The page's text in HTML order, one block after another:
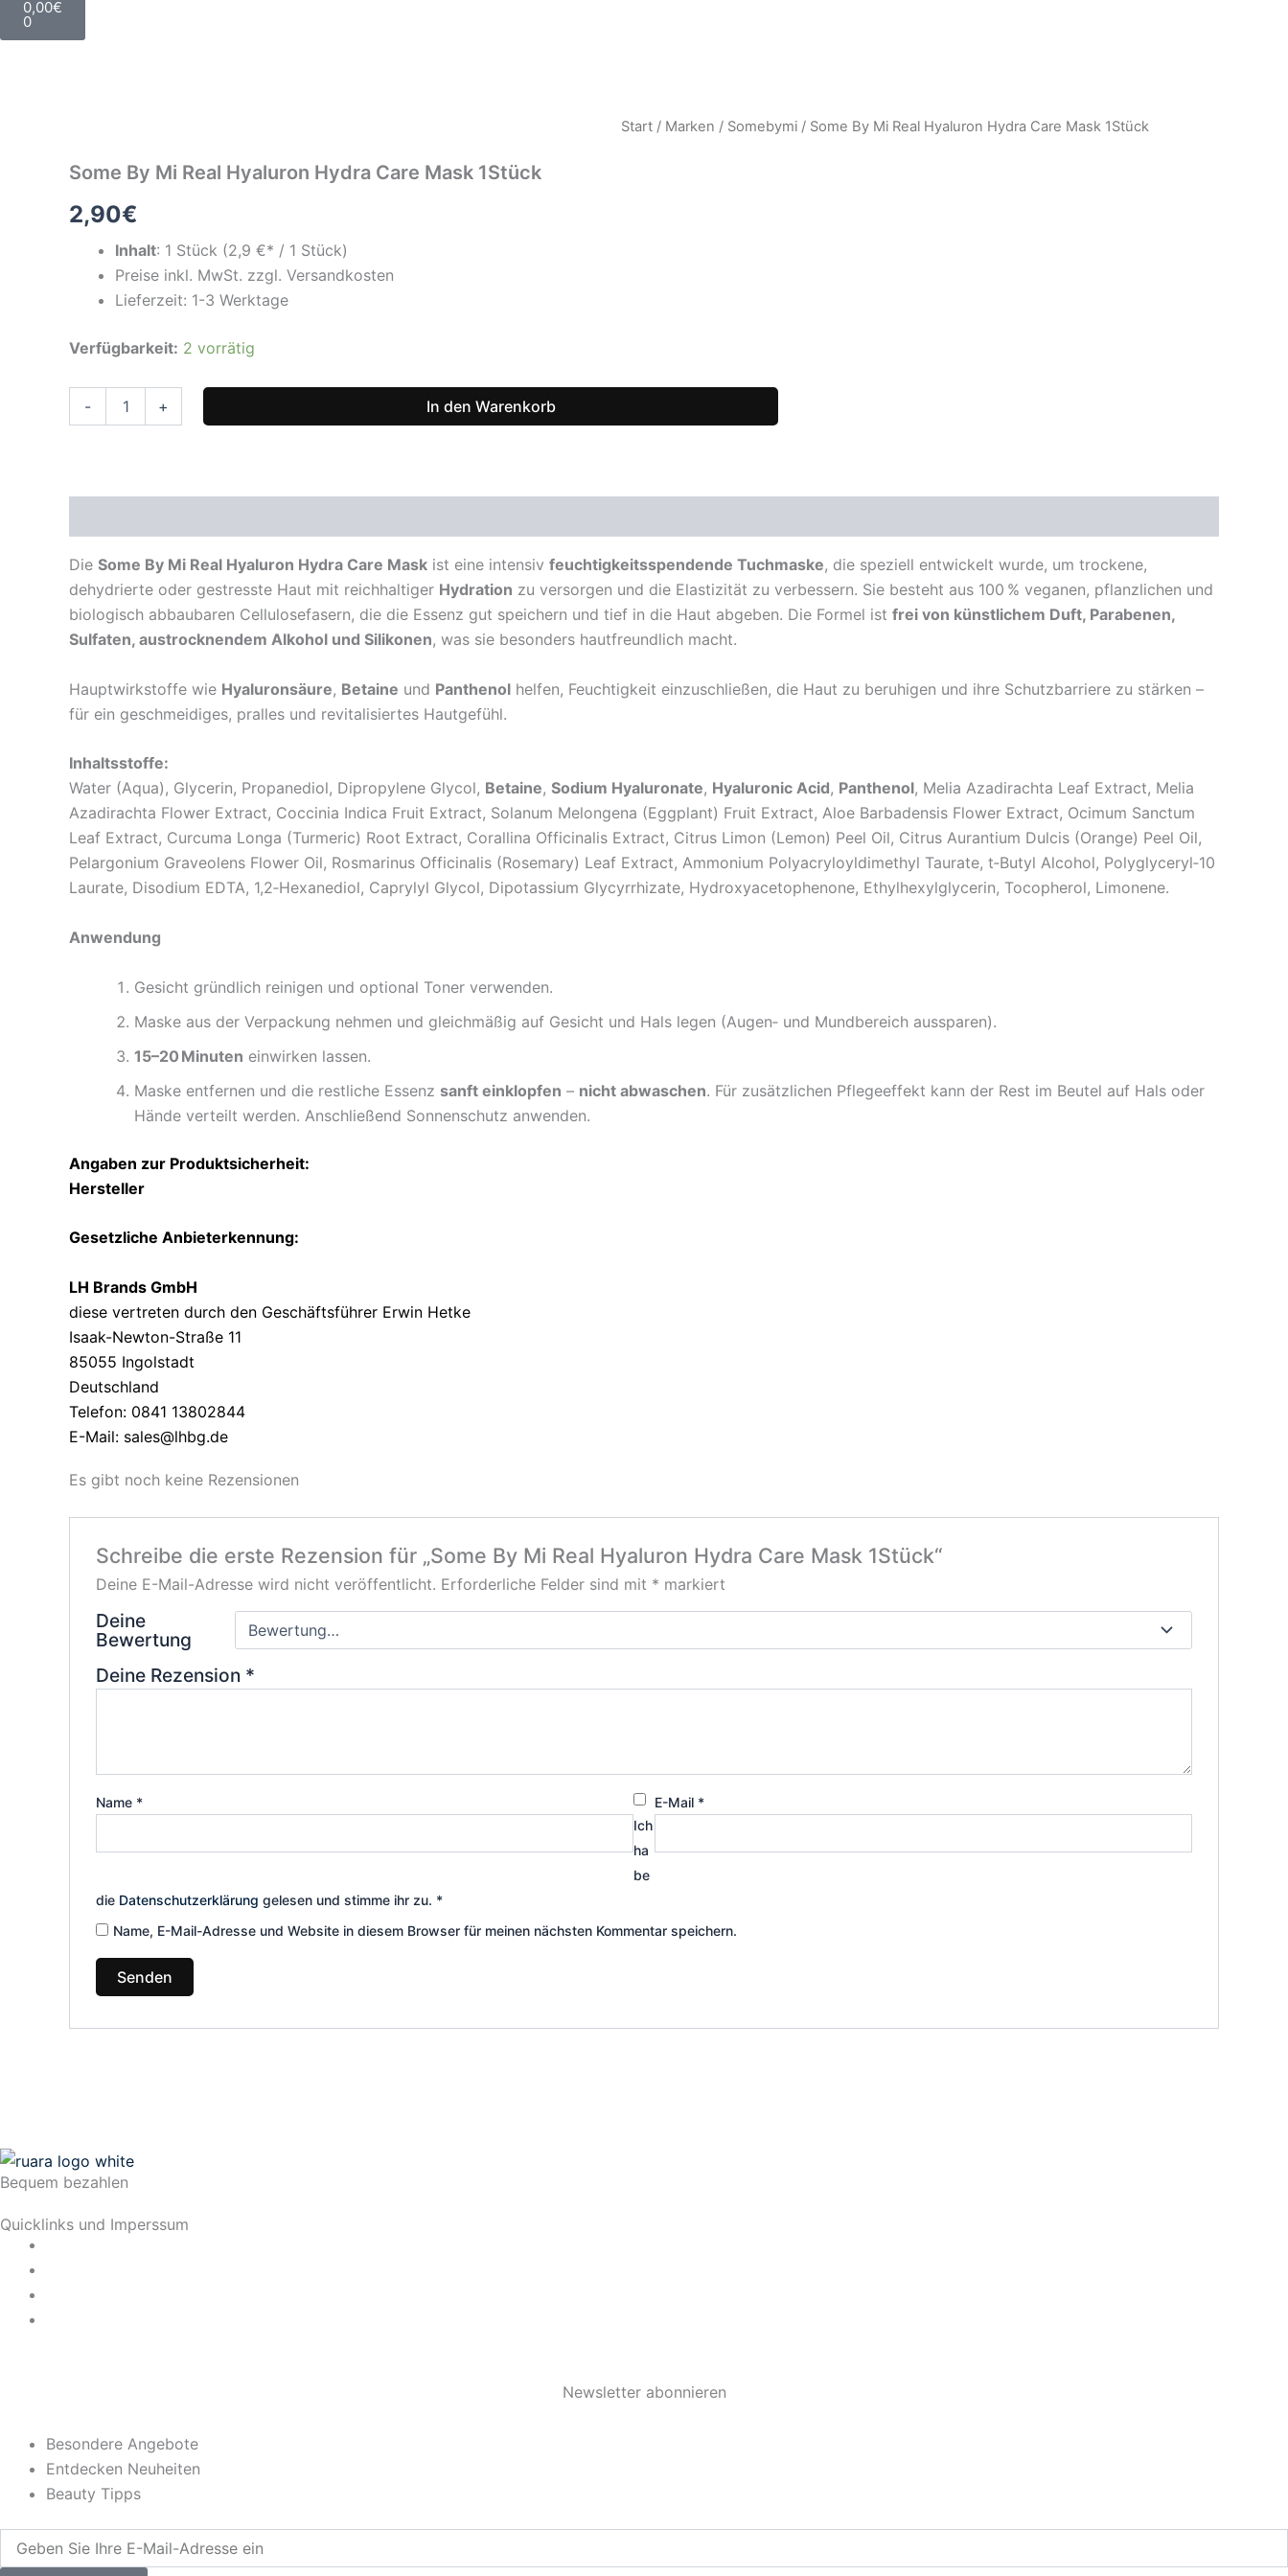
0,00€
0
Start / Marken / Somebymi / Some By Mi Real Hyaluron Hydra Care Mask 1Stück
Some By Mi Real Hyaluron Hydra Care Mask 1Stück
2,90€
Inhalt: 1 Stück (2,9 €* / 1 Stück)
Preise inkl. MwSt. zzgl. Versandkosten
Lieferzeit: 1-3 Werktage
Verfügbarkeit: 2 vorrätig
-
Some
1Stück
+ In den Warenkorb
Die Some By Mi Real Hyaluron Hydra Care Mask ist eine intensiv feuchtigkeitsspendende Tuchmaske, die speziell entwickelt wurde, um trockene,
dehydrierte oder gestresste Haut mit reichhaltiger Hydration zu versorgen und die Elastizität zu verbessern. Sie besteht aus 100 % veganen, pflanzlichen und
biologisch abbaubaren Cellulosefasern, die die Essenz gut speichern und tief in die Haut abgeben. Die Formel ist frei von künstlichem Duft, Parabenen,
Sulfaten, austrocknendem Alkohol und Silikonen, was sie besonders hautfreundlich macht.
Hauptwirkstoffe wie Hyaluronsäure, Betaine und Panthenol helfen, Feuchtigkeit einzuschließen, die Haut zu beruhigen und ihre Schutzbarriere zu stärken –
für ein geschmeidiges, pralles und revitalisiertes Hautgefühl.
Inhaltsstoffe:
Water (Aqua), Glycerin, Propanediol, Dipropylene Glycol, Betaine, Sodium Hyaluronate, Hyaluronic Acid, Panthenol, Melia Azadirachta Leaf Extract, Melia
Azadirachta Flower Extract, Coccinia Indica Fruit Extract, Solanum Melongena (Eggplant) Fruit Extract, Aloe Barbadensis Flower Extract, Ocimum Sanctum
Leaf Extract, Curcuma Longa (Turmeric) Root Extract, Corallina Officinalis Extract, Citrus Limon (Lemon) Peel Oil, Citrus Aurantium Dulcis (Orange) Peel Oil,
Pelargonium Graveolens Flower Oil, Rosmarinus Officinalis (Rosemary) Leaf Extract, Ammonium Polyacryloyldimethyl Taurate, t‑Butyl Alcohol, Polyglyceryl‑10
Laurate, Disodium EDTA, 1,2‑Hexanediol, Caprylyl Glycol, Dipotassium Glycyrrhizate, Hydroxyacetophenone, Ethylhexylglycerin, Tocopherol, Limonene.
Anwendung
Gesicht gründlich reinigen und optional Toner verwenden.
Maske aus der Verpackung nehmen und gleichmäßig auf Gesicht und Hals legen (Augen‑ und Mundbereich aussparen).
15–20 Minuten einwirken lassen.
Maske entfernen und die restliche Essenz sanft einklopfen – nicht abwaschen. Für zusätzlichen Pflegeeffekt kann der Rest im Beutel auf Hals oder
Hände verteilt werden. Anschließend Sonnenschutz anwenden.
Angaben zur Produktsicherheit:
Hersteller
Gesetzliche Anbieterkennung:
LH Brands GmbH
diese vertreten durch den Geschäftsführer Erwin Hetke
Isaak-Newton-Straße 11
85055 Ingolstadt
Deutschland
Telefon: 0841 13802844
E-Mail: sales@lhbg.de
Es gibt noch keine Rezensionen
Schreibe die erste Rezension für „Some By Mi Real Hyaluron Hydra Care Mask 1Stück“
Deine E-Mail-Adresse wird nicht veröffentlicht. Erforderliche Felder sind mit * markiert
Deine
Bewertung
Deine Rezension *
Name * E-Mail *
Ich
ha
be
die Datenschutzerklärung gelesen und stimme ihr zu. *
Name, E-Mail-Adresse und Website in diesem Browser für meinen nächsten Kommentar speichern.
Bequem bezahlen
Quicklinks und Imperssum
Newsletter abonnieren
Besondere Angebote
Entdecken Neuheiten
Beauty Tipps
Sie